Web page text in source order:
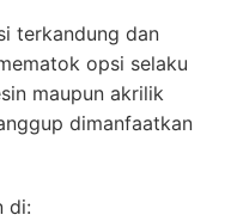
terkandung dan
opsi selaku
maupun akrilik
dimanfaatkan
di: